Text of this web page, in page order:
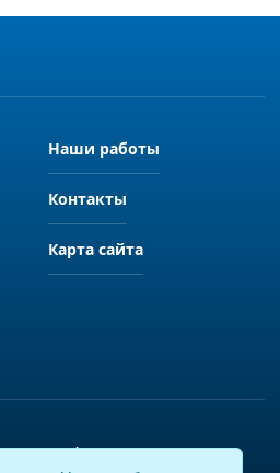
Наши работы
Контакты
Карта сайта
249, офис 225.